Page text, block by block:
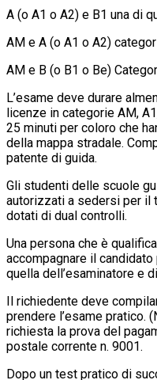
A (o A1 o A2) e B1 una di
AM e A (o A1 o A2)
AM e B (o B1 o Be)
L’esame deve durare
licenze in categorie AM,
25 minuti per coloro che
della mappa stradale.
patente di guida.
Gli studenti delle scuole
autorizzati a sedersi per il
dotati di dual controlli.
Una persona che è
accompagnare il
quella dell’esaminatore e
Il richiedente deve
prendere l’esame pratico.
richiesta la prova del
postale corrente n. 9001.
Dopo un test pratico di